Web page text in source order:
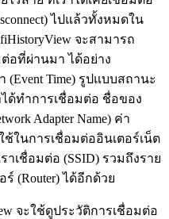
ไปแล้วทั้งหมดใน
จะสามารถ
อที่ผ่านมา ได้อย่าง
(Event Time) รูปแบบสถานะ
ได้ทำการเชื่อมต่อ ชื่อของ
Adapter Name) ค่า
ในการเชื่อมต่ออินเตอร์เน็ต
าเชื่อมต่อ (SSID) รวมถึงราย
ร์ (Router) ได้อีกด้วย
จะใช้ดูประวัติการเชื่อมต่อ